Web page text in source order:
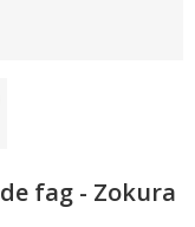
fag - Zokura